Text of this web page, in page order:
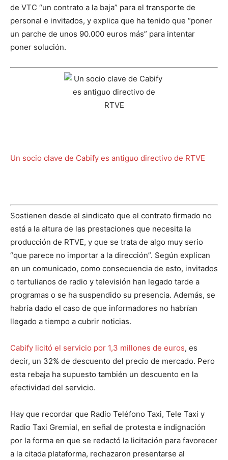
de VTC “un contrato a la baja” para el transporte de
personal e invitados, y explica que ha tenido que “poner
un parche de unos 90.000 euros más” para intentar
poner solución.
Un socio clave de Cabify es antiguo directivo de RTVE
Sostienen desde el sindicato que el contrato firmado no
está a la altura de las prestaciones que necesita la
producción de RTVE, y que se trata de algo muy serio
“que parece no importar a la dirección”. Según explican
en un comunicado, como consecuencia de esto, invitados
o tertulianos de radio y televisión han legado tarde a
programas o se ha suspendido su presencia. Además, se
habría dado el caso de que informadores no habrían
llegado a tiempo a cubrir noticias.
Cabify licitó el servicio por 1,3 millones de euros, es
decir, un 32% de descuento del precio de mercado. Pero
esta rebaja ha supuesto también un descuento en la
efectividad del servicio.
Hay que recordar que Radio Teléfono Taxi, Tele Taxi y
Radio Taxi Gremial, en señal de protesta e indignación
por la forma en que se redactó la licitación para favorecer
a la citada plataforma, rechazaron presentarse al